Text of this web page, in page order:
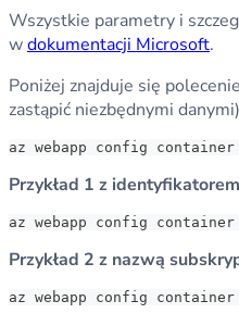
Wszystkie parametry i
wdokumentacji Microsoft.
Poniżej znajduje się
zastąpić niezbędnymi
az webapp config container
Przykład 1 z
az webapp config
Przykład 2 z nazwą
az webapp config